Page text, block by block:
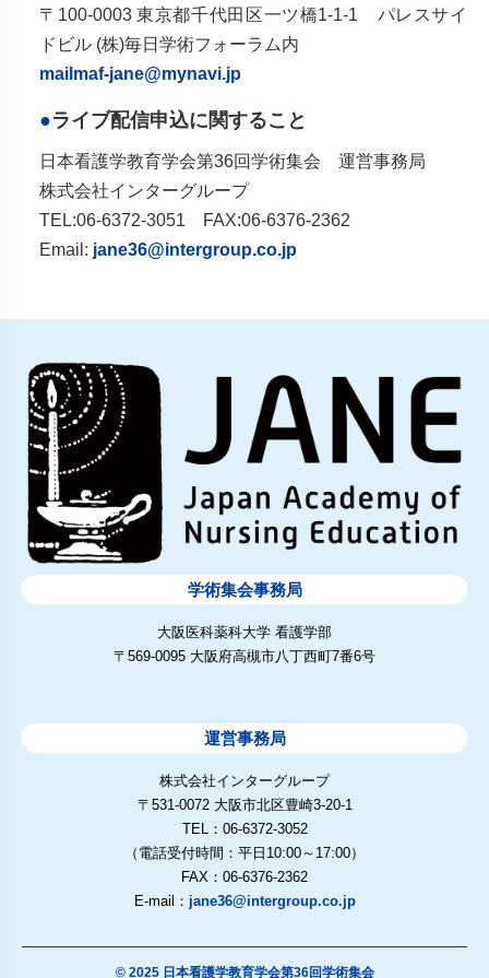
〒100-0003 東京都千代田区一ツ橋1-1-1 パレスサイ
ドビル (株)毎日学術フォーラム内
mailmaf-jane@mynavi.jp
ライブ配信申込に関すること
日本看護学教育学会第36回学術集会 運営事務局
株式会社インターグループ
TEL:06-6372-3051 FAX:06-6376-2362
Email: jane36@intergroup.co.jp
学術集会事務局
大阪医科薬科大学 看護学部
〒569-0095 大阪府高槻市八丁西町7番6号
運営事務局
株式会社インターグループ
〒531-0072 大阪市北区豊崎3-20-1
TEL：06-6372-3052
（電話受付時間：平日10:00～17:00）
FAX：06-6376-2362
E-mail： jane36@intergroup.co.jp
© 2025 日本看護学教育学会第36回学術集会